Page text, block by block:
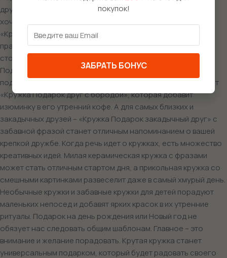
дружбы, которая всегда рядом. На Новый год особенно
хочется порадовать близких оригинальными подарками.
«Кружка Подарок на Новый год» может стать не только
практичным аксессуаром, но и изюминкой праздничного
стола. А если ваш друг увлекается танками, то «Кружка
Подарок другу танки» с забавным принтом обязательно
поднимет ему настроение. Для друзей с бородой подойдет
«Кружка Подарок друг с бородой», которая добавит
изюминку в его утренний кофе. А для самых близких и
закадычных друзей – «Кружка Подарок закадычный друг» с
забавной фразой станет отличным напоминанием о вашей
крепкой дружбе. Когда речь идет о кружках, есть множество
креативных идей. Милая керамическая кружка с фразами
может стать отличным стартом дня, а прикольная кружка со
смешными картинками развеселит даже в самый хмурый день.
Необычные кружки и забавные кружки для детей порадуют
маленьких непосед и добавят ярких красок в их утренние
ритуалы. Подарок на день рождения или Новый год не
обязует нас следовать общим шаблонам. Главное – это
внимание и желание порадовать. Крутая кружка станет
универсальным подарком, который будет радовать своего
покупок!
ЗАБРАТЬ БОНУС